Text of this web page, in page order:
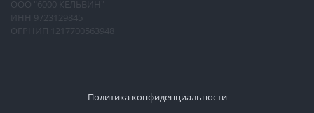
ООО "6000 КЕЛЬВИН"
ИНН 9723129845
ОГРНИП 1217700563948
Политика конфиденциальности